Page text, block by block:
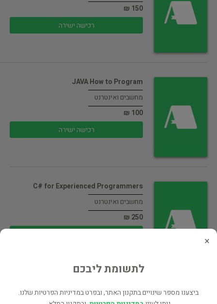
150 ₪
רכישה ישירה
JAVA How to Program
מחשבים ואינטרנט
100 ₪
רכישה ישירה
C# for Experienced Programmers
מחשבים ואינטרנט
250 ₪
Java How to Program - 6th…
×
לתשומת ליבכם
ביצענו מספר שינויים בתקנון האתר, ובפרט במדיניות הפרטיות שלנו.